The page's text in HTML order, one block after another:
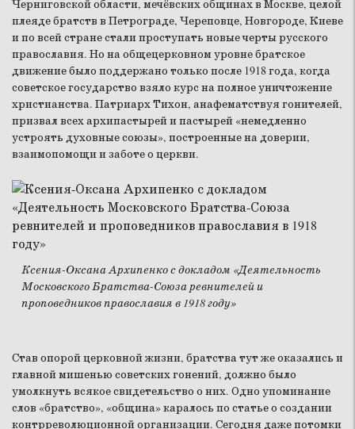
Черниговской области, мечёвских общинах в Москве, целой
плеяде братств в Петрограде, Череповце, Новгороде, Киеве
и по всей стране стали проступать новые черты русского
православия. Но на общецерковном уровне братское
движение было поддержано только после 1918 года, когда
советское государство взяло курс на полное уничтожение
христианства. Патриарх Тихон, анафематствуя гонителей,
призвал всех архипастырей и пастырей «немедленно
устроять духовные союзы», построенные на доверии,
взаимопомощи и заботе о церкви.
Ксения-Оксана Архипенко с докладом «Деятельность
Московского Братства-Союза ревнителей и
проповедников православия в 1918 году»
Став опорой церковной жизни, братства тут же оказались и
главной мишенью советских гонений, должно было
умолкнуть всякое свидетельство о них. Одно упоминание
слов «братство», «община» каралось по статье о создании
контрреволюционной организации. Сегодня даже потомки